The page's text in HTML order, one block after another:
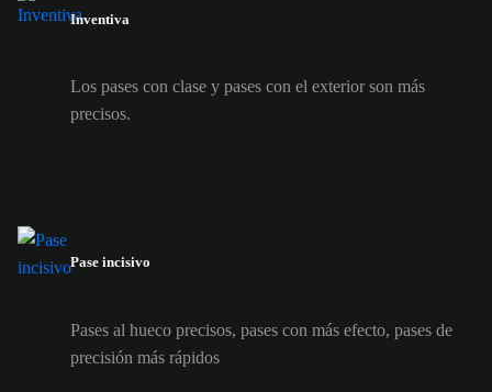
Inventiva
Los pases con clase y pases con el exterior son más
precisos.
Pase incisivo
Pases al hueco precisos, pases con más efecto, pases de
precisión más rápidos